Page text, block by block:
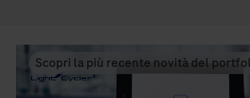
Scopri la più recente novità del
di real-time PCR di Roche